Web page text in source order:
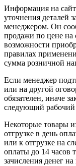
Информация на
уточнения деталей
менеджером. Он
продажи по цене на
возможности
правилах
сумма розничной
Если менеджер
или на другой
обязателен, иначе
следующий рабочий
Некоторые товары
отгрузке в день
или к отгрузке на
оплаты до 14 часов
зачисления денег